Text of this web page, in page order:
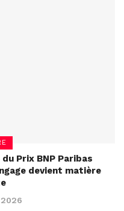
Prix BNP Paribas
devient matière